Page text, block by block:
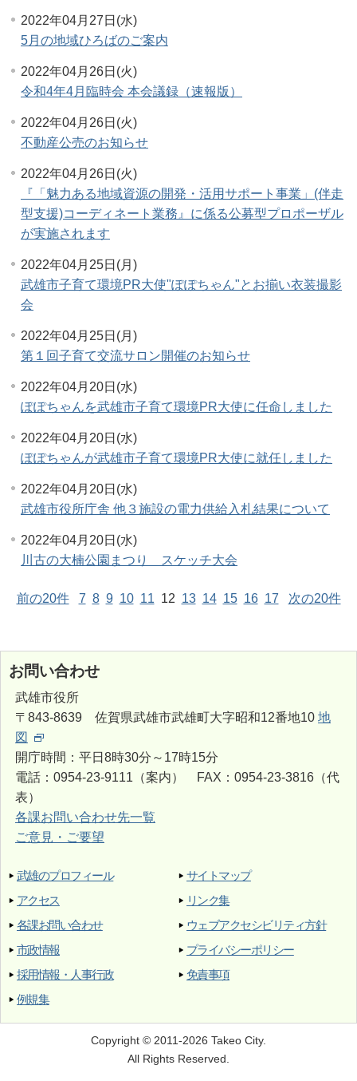
2022年04月27日(水)
5月の地域ひろばのご案内
2022年04月26日(火)
令和4年4月臨時会 本会議録（速報版）
2022年04月26日(火)
不動産公売のお知らせ
2022年04月26日(火)
『「魅力ある地域資源の開発・活用サポート事業」(伴走
型支援)コーディネート業務』に係る公募型プロポーザル
が実施されます
2022年04月25日(月)
武雄市子育て環境PR大使"ぽぽちゃん"とお揃い衣装撮影
会
2022年04月25日(月)
第１回子育て交流サロン開催のお知らせ
2022年04月20日(水)
ぽぽちゃんを武雄市子育て環境PR大使に任命しました
2022年04月20日(水)
ぽぽちゃんが武雄市子育て環境PR大使に就任しました
2022年04月20日(水)
武雄市役所庁舎 他３施設の電力供給入札結果について
2022年04月20日(水)
川古の大楠公園まつり スケッチ大会
前の20件 7 8 9 10 11 12 13 14 15 16 17 次の20件
お問い合わせ
武雄市役所
〒843-8639 佐賀県武雄市武雄町大字昭和12番地10 地
図
開庁時間：平日8時30分～17時15分
電話：0954-23-9111（案内） FAX：0954-23-3816（代
表）
各課お問い合わせ先一覧
ご意見・ご要望
武雄のプロフィール
アクセス
各課お問い合わせ
市政情報
採用情報・人事行政
例規集
サイトマップ
リンク集
ウェブアクセシビリティ方針
プライバシーポリシー
免責事項
Copyright © 2011-2026 Takeo City.
All Rights Reserved.